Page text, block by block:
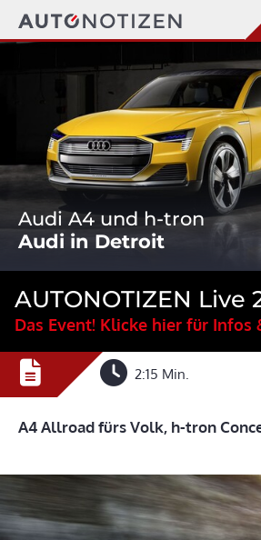
Audi A4 und h-tron
Audi in Detroit
AUTONOTIZEN Live
Das Event! Klicke hier für Infos
2:15 Min.
A4 Allroad fürs Volk, h-tron